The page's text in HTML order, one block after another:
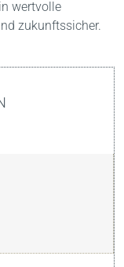
wertvolle
zukunftssicher.